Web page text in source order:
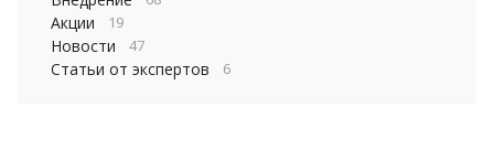
Акции 19
Новости 47
Статьи от экспертов 6